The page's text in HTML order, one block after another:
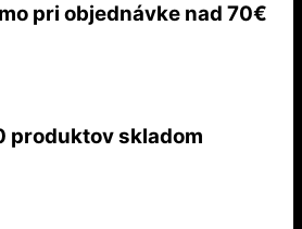
pri objednávke nad 70€
produktov skladom